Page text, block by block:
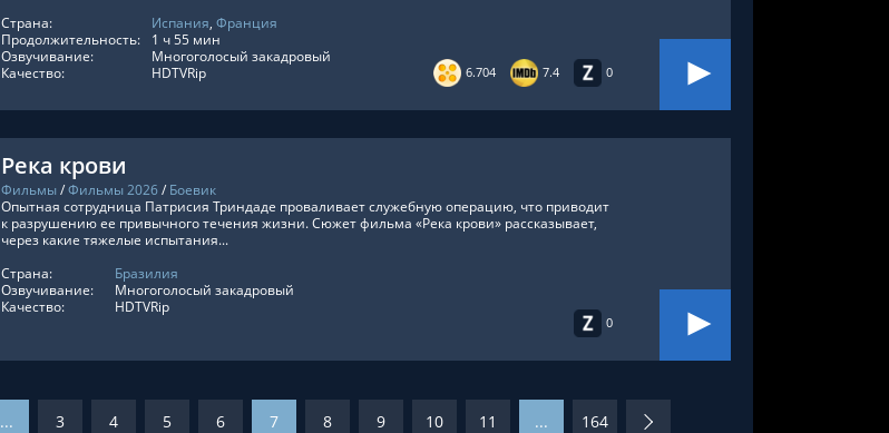
6.704 7.4 0
Страна:
Испания, Франция
Продолжительность:
1 ч 55 мин
Озвучивание:
Многоголосый закадровый
Качество:
HDTVRip
Река крови
Фильмы/Фильмы 2026/ Боевик
0
Опытная сотрудница Патрисия Триндаде проваливает служебную операцию, что приводит
к разрушению ее привычного течения жизни. Сюжет фильма «Река крови» рассказывает,
через какие тяжелые испытания...
Страна:
Бразилия
Озвучивание:
Многоголосый закадровый
Качество:
HDTVRip
... 3 4 5 6 7 8 9 10 11 ... 164